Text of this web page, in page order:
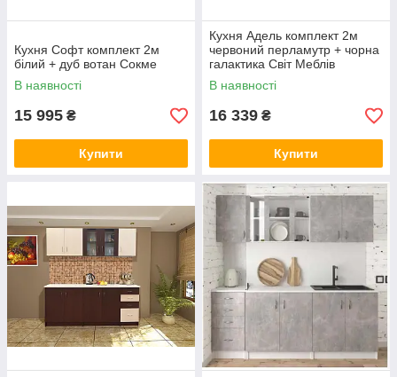
Кухня Софт комплект 2м
білий + дуб вотан Сокме
В наявності
15 995 ₴
Купити
Кухня Адель комплект 2м
червоний перламутр + чорна
галактика Світ Меблів
В наявності
16 339 ₴
Купити